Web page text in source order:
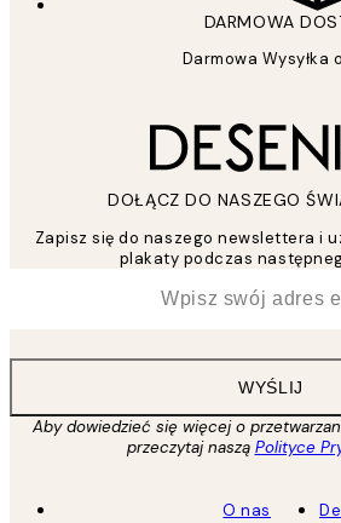
DARMOWA
Darmowa Wysyłka
DOŁĄCZ DO NASZEGO
Zapisz się do naszego newslettera i
plakaty podczas
WYŚLIJ
Aby dowiedzieć się więcej o
przeczytaj naszą Polityce
O nas